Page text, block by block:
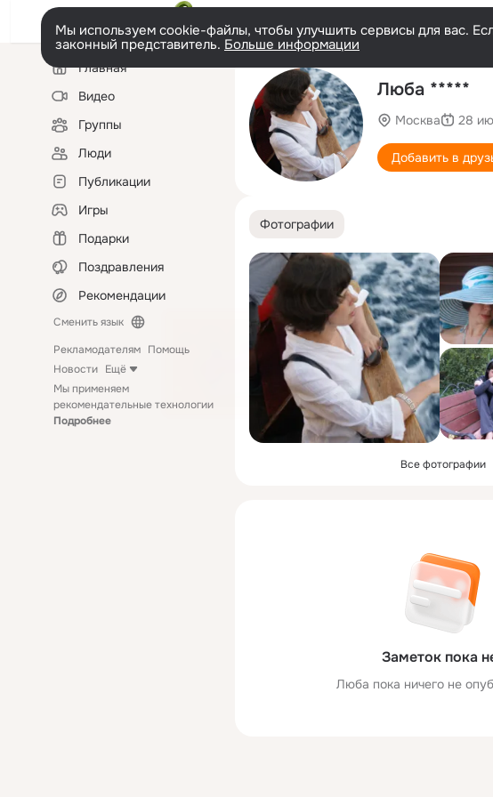
Мы используем cookie-файлы, чтобы улучшить сервисы для вас.
законный представитель. Больше информации
Левая
колонкаГлавная
Видео
Группы
Люди
Публикации
Игры
Подарки
Поздравления
Рекомендации
Сменить язык
Рекламодателям Помощь
Новости Ещё
Мы применяем
рекомендательные технологии
Подробнее
Люба *****
Москва 28
Добавить в
Фотографии
Все фотографии
Заметок пока
Люба пока ничего не